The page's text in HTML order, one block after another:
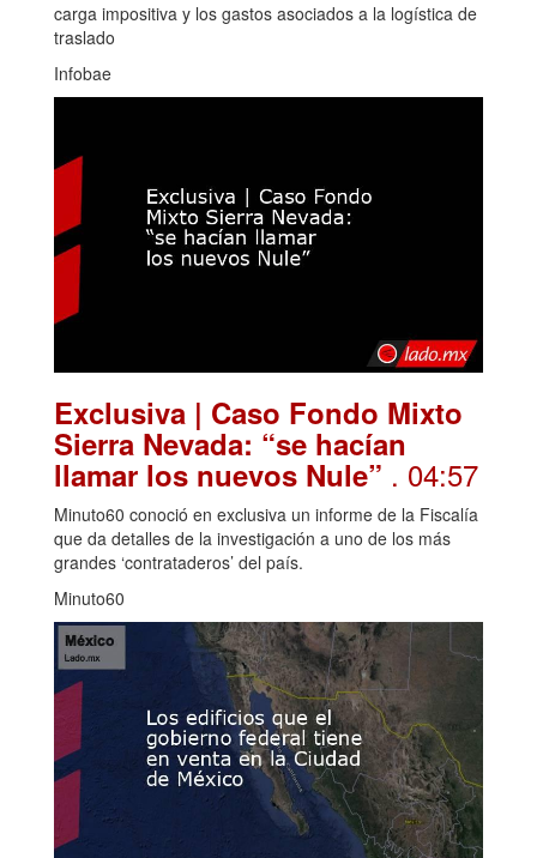
carga impositiva y los gastos asociados a la logística de
traslado
Infobae
Exclusiva | Caso Fondo Mixto
Sierra Nevada: “se hacían
llamar los nuevos Nule” . 04:57
Minuto60 conoció en exclusiva un informe de la Fiscalía
que da detalles de la investigación a uno de los más
grandes ‘contrataderos’ del país.
Minuto60